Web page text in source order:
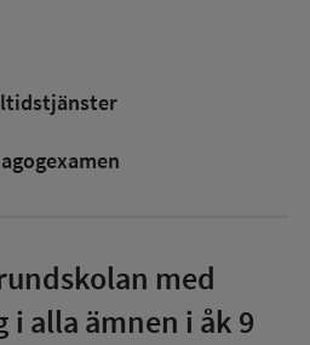
med
alla ämnen i åk 9